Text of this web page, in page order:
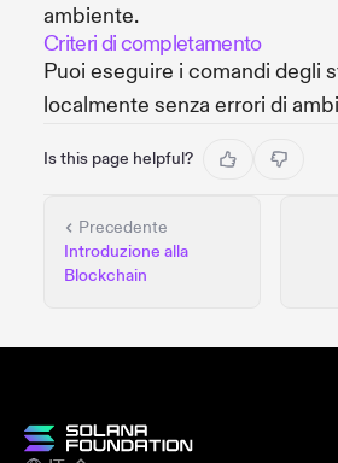
ambiente.
Criteri di completamento
Puoi eseguire i comandi degli
localmente senza errori di
Is this page helpful?
Precedente
Introduzione alla
Blockchain